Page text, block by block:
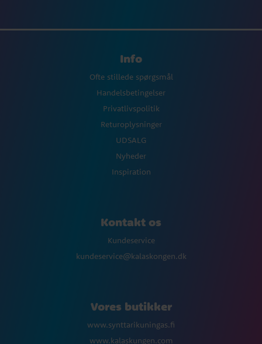
Info
Ofte stillede spørgsmål
Handelsbetingelser
Privatlivspolitik
Returoplysninger
UDSALG
Nyheder
Inspiration
Kontakt os
Kundeservice
kundeservice@kalaskongen.dk
Vores butikker
www.synttarikuningas.fi
www.kalaskungen.com